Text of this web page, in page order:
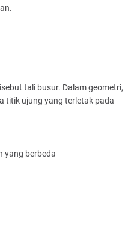
tali busur. Dalam geometri,
titik ujung yang terletak pada
yang berbeda